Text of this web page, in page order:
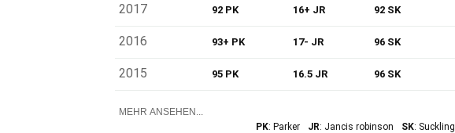
2017 92 PK 16+ JR 92 SK
2016 93+ PK 17- JR 96 SK
2015 95 PK 16.5 JR 96 SK
MEHR ANSEHEN...
PK: Parker JR: Jancis robinson SK: Suckling